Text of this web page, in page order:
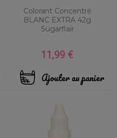
Colorant Concentré
BLANC EXTRA 42g
Sugarflair
Prix
11,99 €
Ajouter au panier